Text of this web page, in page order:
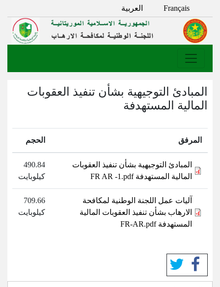
Français العربية
المبادئ التوجيهية بشأن تنفيذ العقوبات
المالية المستهدفة
المرفق الحجم
المبادئ التوجيهية بشأن تنفيذ العقوبات
المالية المستهدفة FR AR -1.pdf
490.84
كيلوبايت
آليات عمل اللجنة الوطنية لمكافحة
الارهاب بشأن تنفيذ العقوبات المالية
المستهدفة FR-AR.pdf
709.66
كيلوبايت